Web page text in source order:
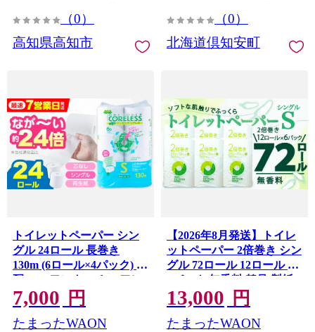
（0）
高知県高知市
（0）
北海道倶知安町
トイレットペーパー シン
グル 24ロール 長巻き
130m (6ロール×4パック) 宅
配 エコワンタッチ コアレ
ス 《豊前市》【大分製
紙】[VAA050] 再生紙 備蓄
防災 まとめ買い 日用品 備
7,000 円
たまったWAON
【2026年8月発送】トイレ
ットペーパー 2倍巻き シン
グル 72ロール 12ロール ✕
6パック 無香料 鶴見 製紙
静岡 沼津 備蓄 防災 再生紙
100% 生活雑貨
13,000 円
たまったWAON